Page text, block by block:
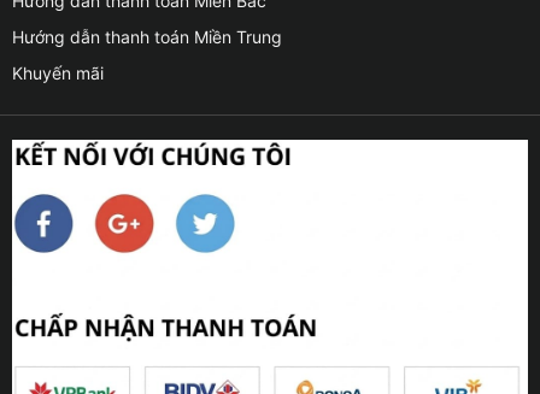
Hướng dẫn thanh toán Miền Trung
Khuyến mãi